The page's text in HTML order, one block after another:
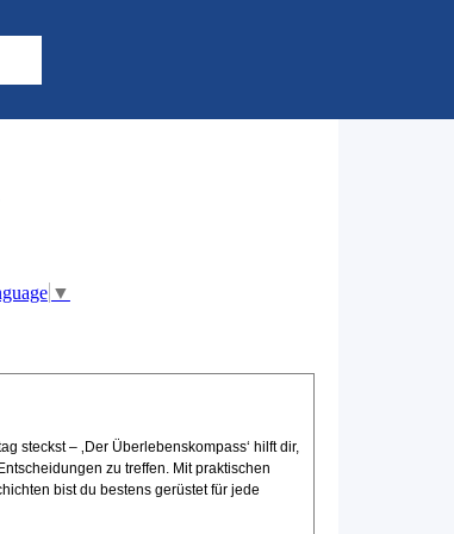
▼
steckst – ‚Der Überlebenskompass‘ hilft dir,
zu treffen. Mit praktischen
bist du bestens gerüstet für jede